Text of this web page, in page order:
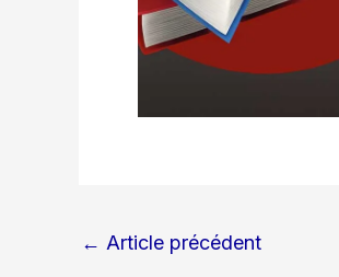
← Article précédent